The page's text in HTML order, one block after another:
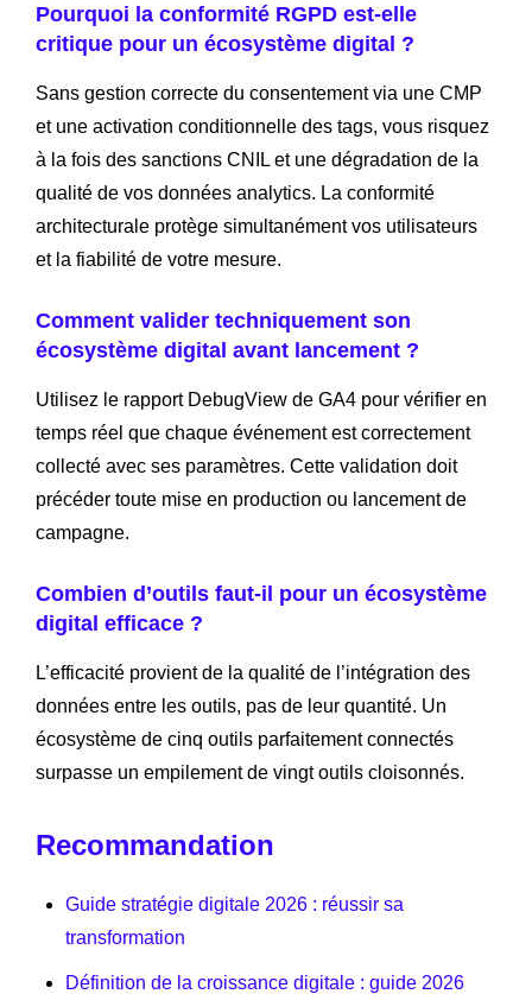
Pourquoi la conformité RGPD est-elle
critique pour un écosystème digital ?
Sans gestion correcte du consentement via une CMP
et une activation conditionnelle des tags, vous risquez
à la fois des sanctions CNIL et une dégradation de la
qualité de vos données analytics. La conformité
architecturale protège simultanément vos utilisateurs
et la fiabilité de votre mesure.
Comment valider techniquement son
écosystème digital avant lancement ?
Utilisez le rapport DebugView de GA4 pour vérifier en
temps réel que chaque événement est correctement
collecté avec ses paramètres. Cette validation doit
précéder toute mise en production ou lancement de
campagne.
Combien d’outils faut-il pour un écosystème
digital efficace ?
L’efficacité provient de la qualité de l’intégration des
données entre les outils, pas de leur quantité. Un
écosystème de cinq outils parfaitement connectés
surpasse un empilement de vingt outils cloisonnés.
Recommandation
Guide stratégie digitale 2026 : réussir sa
transformation
Définition de la croissance digitale : guide 2026